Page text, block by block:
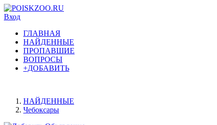
Вход
ГЛАВНАЯ
НАЙДЕННЫЕ
ПРОПАВШИЕ
ВОПРОСЫ
+ДОБАВИТЬ
НАЙДЕННЫЕ
Чебоксары